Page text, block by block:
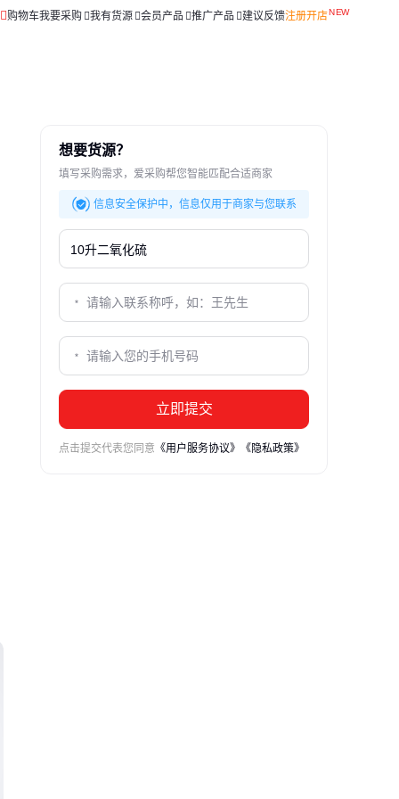
购物车我要采购 我有货源 会员产品 推广产品 建议反馈注册开店
想要货源？
填写采购需求，爱采购帮您智能匹配合适商家
信息安全保护中，信息仅用于商家与您联系
立即提交
点击提交代表您同意 《用户服务协议》 《隐私政策》